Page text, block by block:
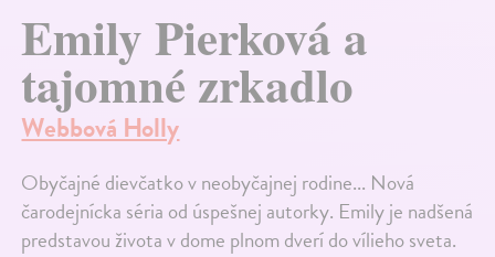
Emily Pierková a
tajomné zrkadlo
Webbová Holly
Obyčajné dievčatko v neobyčajnej rodine... Nová
čarodejnícka séria od úspešnej autorky. Emily je nadšená
predstavou života v dome plnom dverí do vílieho sveta.